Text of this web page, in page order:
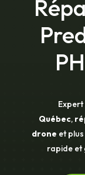
Expert
Québec,
drone et
rapide et